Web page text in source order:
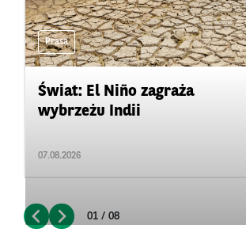
Prasa
Świat: El Niño zagraża
wybrzeżu Indii
07.08.2026
01 / 08